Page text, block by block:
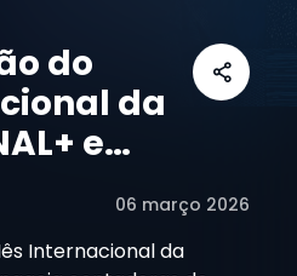
do
da
e
as
06 março 2026
Internacional da